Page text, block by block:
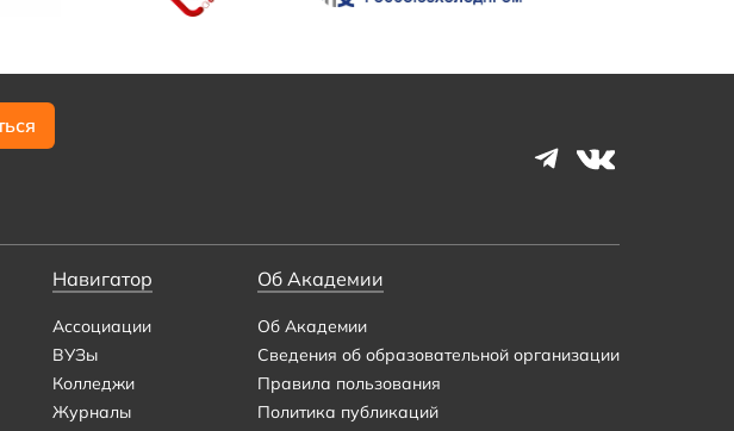
Навигатор
Ассоциации
ВУЗы
Колледжи
Журналы
Об Академии
Об Академии
Сведения об образовательной организации
Правила пользования
Политика публикаций